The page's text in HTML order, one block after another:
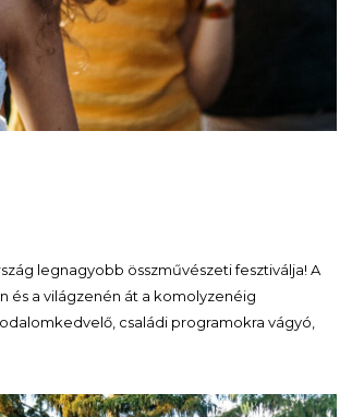
legnagyobb összművészeti fesztiválja! A
és a világzenén át a komolyzenéig
családi programokra vágyó,